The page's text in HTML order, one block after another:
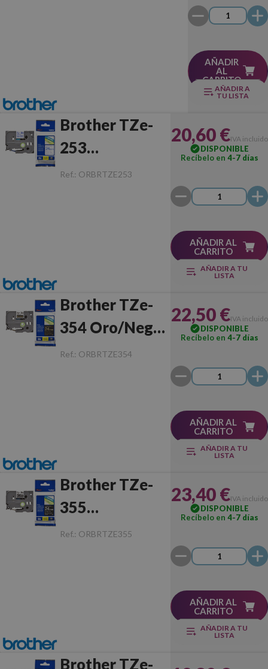
AÑADIR
AL
CARRITO
AÑADIR A
TU LISTA
Brother TZe-
253
Azul/Blanco
Ref.: ORBRTZE253
20,60 €IVA incluido
DISPONIBLE
Recíbelo en 4-7 días
AÑADIR AL
CARRITO
AÑADIR A TU
LISTA
Brother TZe-
354 Oro/Negro
Original
Ref.: ORBRTZE354
22,50 €IVA incluido
DISPONIBLE
Recíbelo en 4-7 días
AÑADIR AL
CARRITO
AÑADIR A TU
LISTA
Brother TZe-
355
Blanco/Negro
Ref.: ORBRTZE355
23,40 €IVA incluido
DISPONIBLE
Recíbelo en 4-7 días
AÑADIR AL
CARRITO
AÑADIR A TU
LISTA
Brother TZe-